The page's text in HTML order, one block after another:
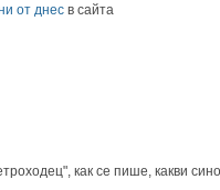
от днес в сайта
как се пише, какви